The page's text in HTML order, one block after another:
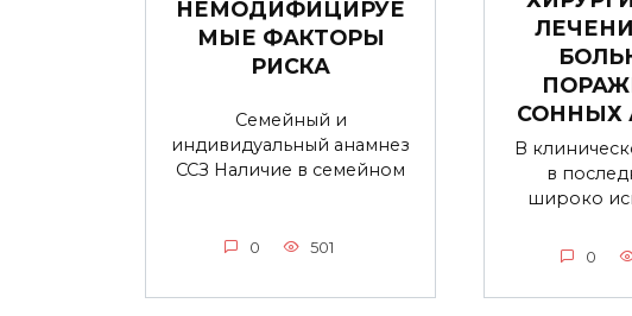
НЕМОДИФИЦИРУЕ
МЫЕ ФАКТОРЫ
РИСКА
Семейный и
индивидуальный анамнез
ССЗ Наличие в семейном
0 501
СОННЫХ
В
в
широко
0